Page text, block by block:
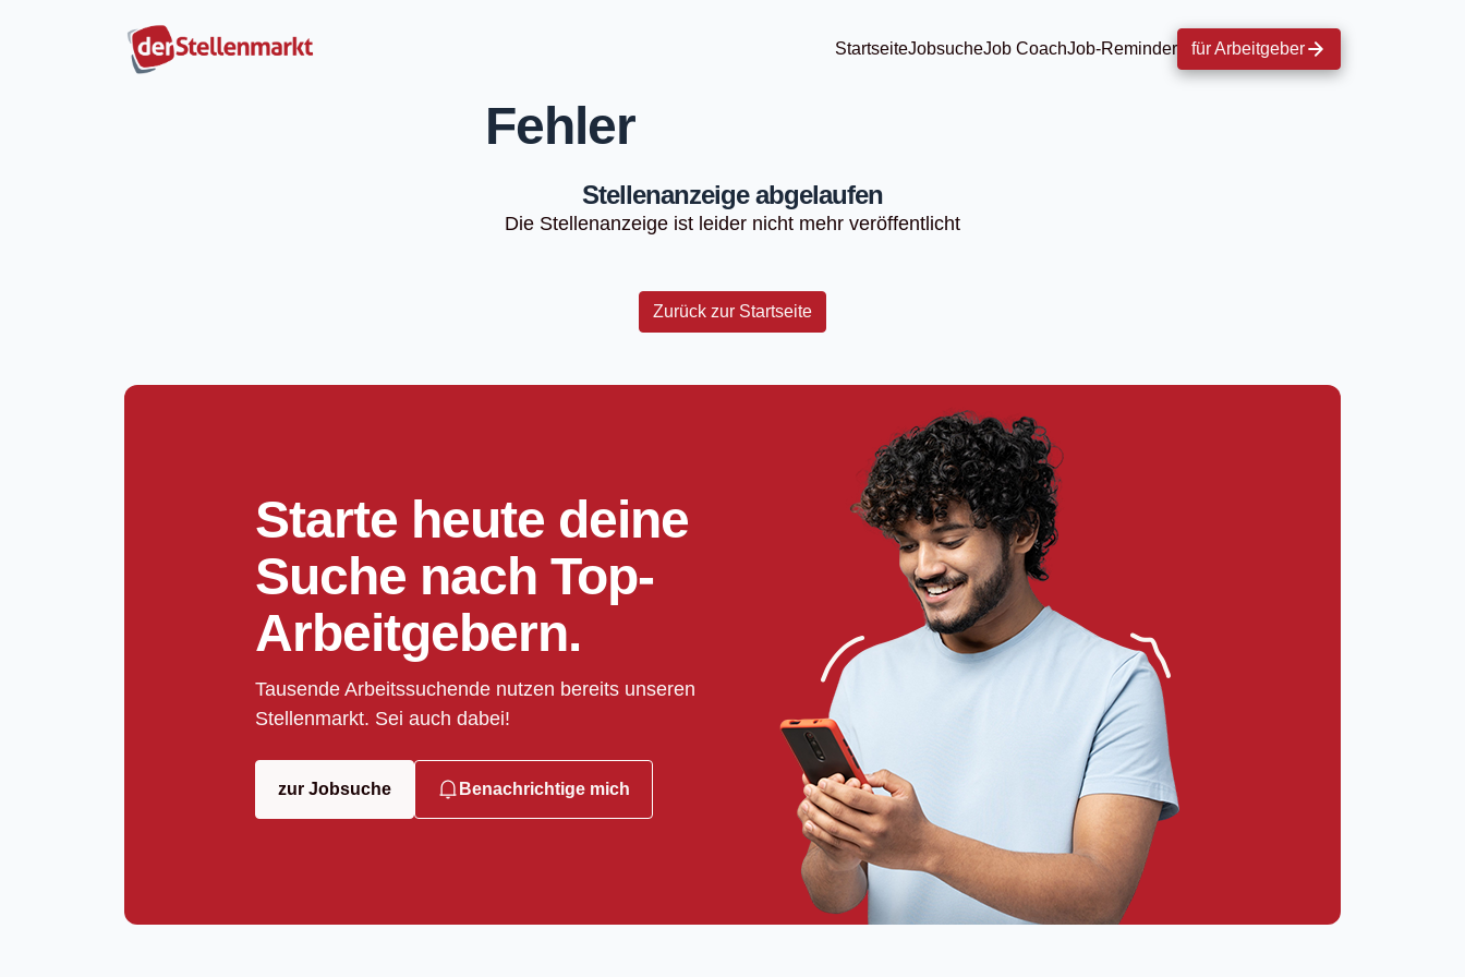
StartseiteJobsucheJob CoachJob-Reminder für Arbeitgeber
Fehler
Stellenanzeige abgelaufen
Die Stellenanzeige ist leider nicht mehr veröffentlicht
Zurück zur Startseite
Starte heute deine
Suche nach Top-
Arbeitgebern.
Tausende Arbeitssuchende nutzen bereits unseren
Stellenmarkt. Sei auch dabei!
zur Jobsuche Benachrichtige mich